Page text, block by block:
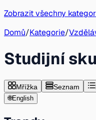
Zobrazit všechny
Domů/Kategorie/
Studijní
Mřížka Seznam
🌐English